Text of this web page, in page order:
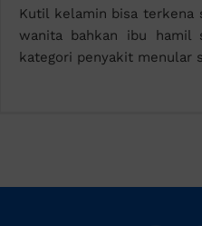
Kutil kelamin bisa terkena
wanita bahkan ibu hamil
kategori penyakit menular